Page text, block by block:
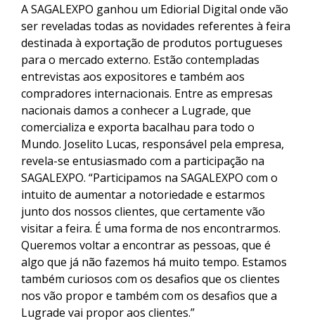
A SAGALEXPO ganhou um Ediorial Digital onde vão
ser reveladas todas as novidades referentes à feira
destinada à exportação de produtos portugueses
para o mercado externo. Estão contempladas
entrevistas aos expositores e também aos
compradores internacionais. Entre as empresas
nacionais damos a conhecer a Lugrade, que
comercializa e exporta bacalhau para todo o
Mundo. Joselito Lucas, responsável pela empresa,
revela-se entusiasmado com a participação na
SAGALEXPO. “Participamos na SAGALEXPO com o
intuito de aumentar a notoriedade e estarmos
junto dos nossos clientes, que certamente vão
visitar a feira. É uma forma de nos encontrarmos.
Queremos voltar a encontrar as pessoas, que é
algo que já não fazemos há muito tempo. Estamos
também curiosos com os desafios que os clientes
nos vão propor e também com os desafios que a
Lugrade vai propor aos clientes.”